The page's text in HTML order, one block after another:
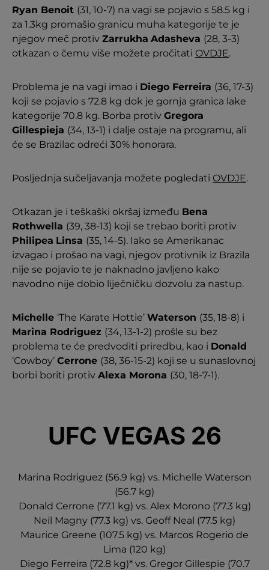
Ryan Benoit (31, 10-7) na vagi se pojavio s 58.5 kg i
za 1.3kg promašio granicu muha kategorije te je
njegov meč protiv Zarrukha Adasheva (28, 3-3)
otkazan o čemu više možete pročitati OVDJE.
Problema je na vagi imao i Diego Ferreira (36, 17-3)
koji se pojavio s 72.8 kg dok je gornja granica lake
kategorije 70.8 kg. Borba protiv Gregora
Gillespieja (34, 13-1) i dalje ostaje na programu, ali
će se Brazilac odreći 30% honorara.
Posljednja sučeljavanja možete pogledati OVDJE.
Otkazan je i teškaški okršaj između Bena
Rothwella (39, 38-13) koji se trebao boriti protiv
Philipea Linsa (35, 14-5). Iako se Amerikanac
izvagao i prošao na vagi, njegov protivnik iz Brazila
nije se pojavio te je naknadno javljeno kako
navodno nije dobio liječničku dozvolu za nastup.
Michelle ‘The Karate Hottie’ Waterson (35, 18-8) i
Marina Rodriguez (34, 13-1-2) prošle su bez
problema te će predvoditi priredbu, kao i Donald
‘Cowboy’ Cerrone (38, 36-15-2) koji se u sunaslovnoj
borbi boriti protiv Alexa Morona (30, 18-7-1).
UFC VEGAS 26
Marina Rodriguez (56.9 kg) vs. Michelle Waterson
(56.7 kg)
Donald Cerrone (77.1 kg) vs. Alex Morono (77.3 kg)
Neil Magny (77.3 kg) vs. Geoff Neal (77.5 kg)
Maurice Greene (107.5 kg) vs. Marcos Rogerio de
Lima (120 kg)
Diego Ferreira (72.8 kg)* vs. Gregor Gillespie (70.7